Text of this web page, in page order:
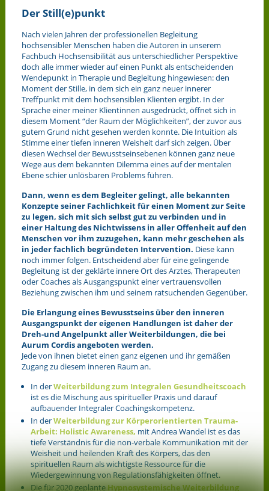
Der Still(e)punkt
Nach vielen Jahren der professionellen Begleitung
hochsensibler Menschen haben die Autoren in unserem
Fachbuch Hochsensibilität aus unterschiedlicher Perspektive
doch alle immer wieder auf einen Punkt als entscheidenden
Wendepunkt in Therapie und Begleitung hingewiesen: den
Moment der Stille, in dem sich ein ganz neuer innerer
Treffpunkt mit dem hochsensiblen Klienten ergibt. In der
Sprache einer meiner Klientinnen ausgedrückt, öffnet sich in
diesem Moment “der Raum der Möglichkeiten”, der zuvor aus
gutem Grund nicht gesehen werden konnte. Die Intuition als
Stimme einer tiefen inneren Weisheit darf sich zeigen. Über
diesen Wechsel der Bewusstseinsebenen können ganz neue
Wege aus dem bekannten Dilemma eines auf der mentalen
Ebene schier unlösbaren Problems führen.
Dann, wenn es dem Begleiter gelingt, alle bekannten
Konzepte seiner Fachlichkeit für einen Moment zur Seite
zu legen, sich mit sich selbst gut zu verbinden und in
einer Haltung des Nichtwissens in aller Offenheit auf den
Menschen vor ihm zuzugehen, kann mehr geschehen als
in jeder fachlich begründeten Intervention. Diese kann
noch immer folgen. Entscheidend aber für eine gelingende
Begleitung ist der geklärte innere Ort des Arztes, Therapeuten
oder Coaches als Ausgangspunkt einer vertrauensvollen
Beziehung zwischen ihm und seinem ratsuchenden Gegenüber.
Die Erlangung eines Bewusstseins über den inneren
Ausgangspunkt der eigenen Handlungen ist daher der
Dreh-und Angelpunkt aller Weiterbildungen, die bei
Aurum Cordis angeboten werden.
Jede von ihnen bietet einen ganz eigenen und ihr gemäßen
Zugang zu diesem inneren Raum an.
In derWeiterbildung zum Integralen Gesundheitscoach
ist es die Mischung aus spiritueller Praxis und darauf
aufbauender Integraler Coachingskompetenz.
In derWeiterbildung zur Körperorientierten Trauma-
Arbeit: Holistic Awareness, mit Andrea Wandel ist es das
tiefe Verständnis für die non-verbale Kommunikation mit der
Weisheit und heilenden Kraft des Körpers, das den
spirituellen Raum als wichtigste Ressource für die
Wiedergewinnung von Regulationsfähigkeiten öffnet.
Die für 2020 geplanteHypnosystemische Weiterbildung